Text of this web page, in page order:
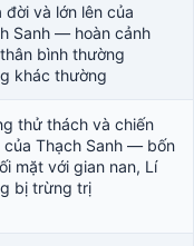
đời và lớn lên của
Sanh — hoàn cảnh
bình thường
khác thường
thử thách và chiến
của Thạch Sanh — bốn
mặt với gian nan, Lí
bị trừng trị